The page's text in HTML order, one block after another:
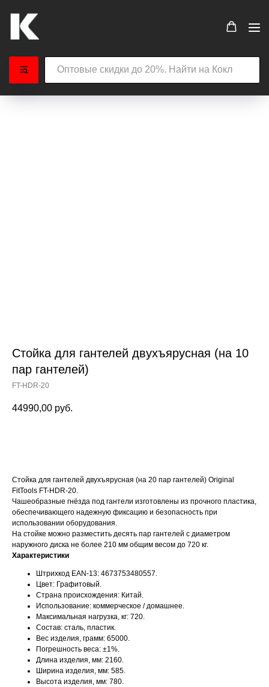
Стойка для гантелей двухъярусная (на 10
пар гантелей)
FT-HDR-20
44990,00 руб.
Стойка для гантелей двухъярусная (на 20 пар гантелей) Original
FitTools FT-HDR-20.
Чашеобразные гнёзда под гантели изготовлены из прочного пластика,
обеспечивающего надежную фиксацию и безопасность при
использовании оборудования.
На стойке можно разместить десять пар гантелей с диаметром
наружного диска не более 210 мм общим весом до 720 кг.
Характеристики
Штрихкод EAN-13: 4673753480557.
Цвет: Графитовый.
Страна происхождения: Китай.
Использование: коммерческое / домашнее.
Максимальная нагрузка, кг: 720.
Состав: сталь, пластик.
Вес изделия, грамм: 65000.
Погрешность веса: ±1%.
Длина изделия, мм: 2160.
Ширина изделия, мм: 585.
Высота изделия, мм: 780.